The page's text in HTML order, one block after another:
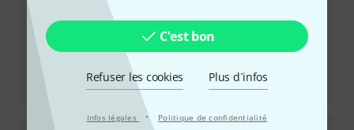
C'est bon
Refuser les cookies Plus d´infos
Infos légales · Politique de confidentialité